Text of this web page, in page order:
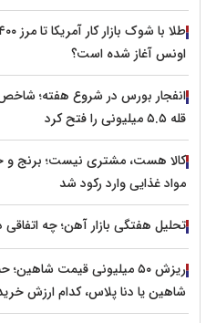
اونس آغاز شده است؟
قله ۵.۵ میلیونی را فتح کرد
کالا هست، مشتری نیست؛ برنج و
مواد غذایی وارد رکود شد
تحلیل هفتگی بازار آهن؛ چه
ریزش ۵۰ میلیونی قیمت
شاهین یا دنا پلاس، کدام ارزش